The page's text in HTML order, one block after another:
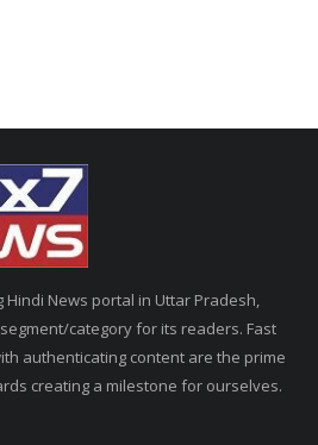
Hindi News portal in Uttar Pradesh,
category for its readers. Fast
authenticating content are the prime
creating a milestone for ourselves.